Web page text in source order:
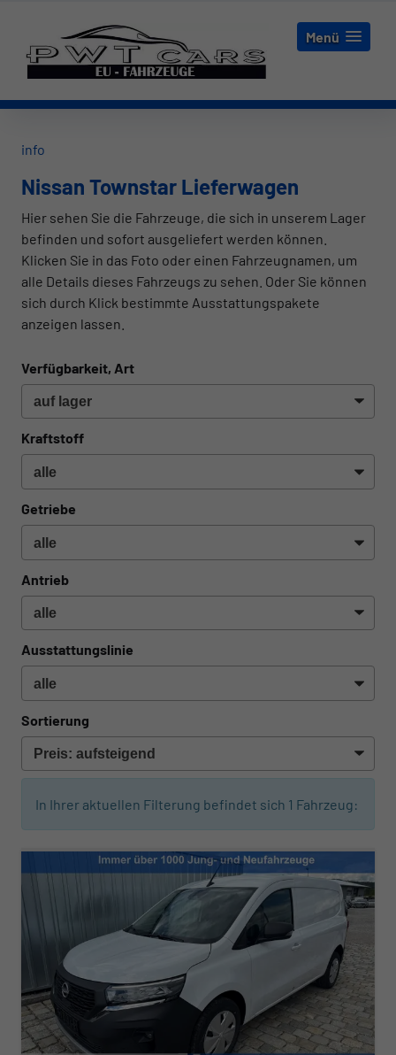
Menü
info
Nissan Townstar Lieferwagen
Hier sehen Sie die Fahrzeuge, die sich in unserem Lager
befinden und sofort ausgeliefert werden können.
Klicken Sie in das Foto oder einen Fahrzeugnamen, um
alle Details dieses Fahrzeugs zu sehen. Oder Sie können
sich durch Klick bestimmte Ausstattungspakete
anzeigen lassen.
Verfügbarkeit, Art
Kraftstoff
Getriebe
Antrieb
Ausstattungslinie
Sortierung
In Ihrer aktuellen Filterung befindet sich 1 Fahrzeug: